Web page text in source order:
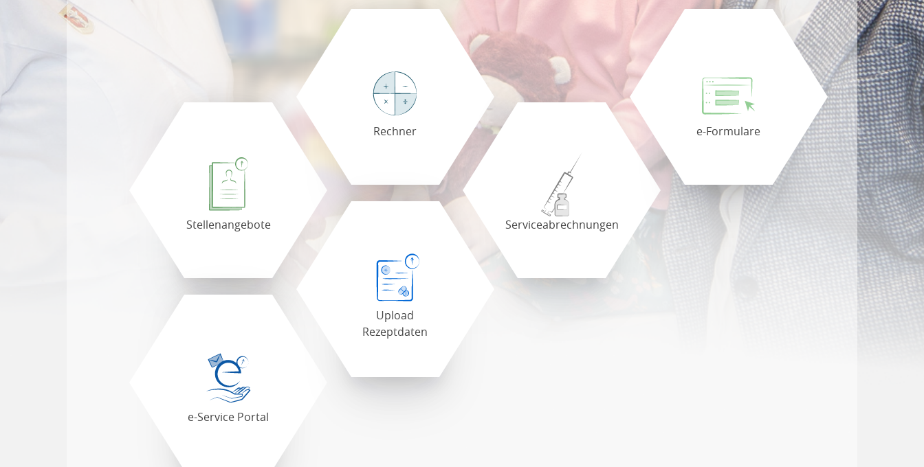
Stellenangebote
Rechner
Serviceabrechnungen
e-Formulare
e-Service Portal
Upload
Rezeptdaten